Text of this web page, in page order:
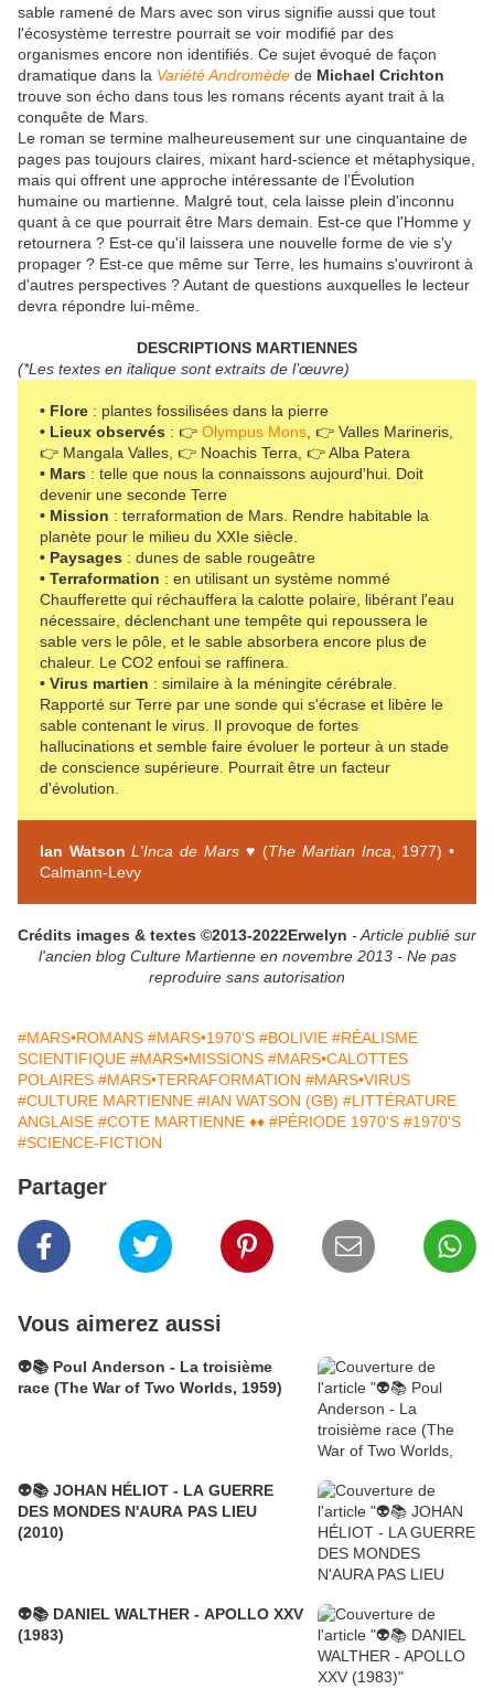
sable ramené de Mars avec son virus signifie aussi que tout
l'écosystème terrestre pourrait se voir modifié par des
organismes encore non identifiés. Ce sujet évoqué de façon
dramatique dans la Variété Andromède de Michael Crichton
trouve son écho dans tous les romans récents ayant trait à la
conquête de Mars.
Le roman se termine malheureusement sur une cinquantaine de
pages pas toujours claires, mixant hard-science et métaphysique,
mais qui offrent une approche intéressante de l’Évolution
humaine ou martienne. Malgré tout, cela laisse plein d'inconnu
quant à ce que pourrait être Mars demain. Est-ce que l'Homme y
retournera ? Est-ce qu'il laissera une nouvelle forme de vie s'y
propager ? Est-ce que même sur Terre, les humains s'ouvriront à
d'autres perspectives ? Autant de questions auxquelles le lecteur
devra répondre lui-même.
DESCRIPTIONS MARTIENNES
(*Les textes en italique sont extraits de l’œuvre)
• Flore : plantes fossilisées dans la pierre
• Lieux observés : 👉 Olympus Mons , 👉 Valles Marineris,
👉 Mangala Valles, 👉 Noachis Terra, 👉 Alba Patera
• Mars : telle que nous la connaissons aujourd'hui. Doit
devenir une seconde Terre
• Mission : terraformation de Mars. Rendre habitable la
planète pour le milieu du XXIe siècle.
• Paysages : dunes de sable rougeâtre
• Terraformation : en utilisant un système nommé
Chaufferette qui réchauffera la calotte polaire, libérant l'eau
nécessaire, déclenchant une tempête qui repoussera le
sable vers le pôle, et le sable absorbera encore plus de
chaleur. Le CO2 enfoui se raffinera.
• Virus martien : similaire à la méningite cérébrale.
Rapporté sur Terre par une sonde qui s'écrase et libère le
sable contenant le virus. Il provoque de fortes
hallucinations et semble faire évoluer le porteur à un stade
de conscience supérieure. Pourrait être un facteur
d'évolution.
Ian Watson L'Inca de Mars ♥ (The Martian Inca , 1977) •
Calmann-Levy
Crédits images & textes ©2013-2022Erwelyn - Article publié sur
l'ancien blog Culture Martienne en novembre 2013 - Ne pas
reproduire sans autorisation
#MARS•ROMANS #MARS•1970'S #BOLIVIE #RÉALISME
SCIENTIFIQUE #MARS•MISSIONS #MARS•CALOTTES
POLAIRES #MARS•TERRAFORMATION #MARS•VIRUS
#CULTURE MARTIENNE #IAN WATSON (GB) #LITTÉRATURE
ANGLAISE #COTE MARTIENNE ♦♦ #PÉRIODE 1970'S #1970'S
#SCIENCE-FICTION
Partager
Vous aimerez aussi
👽📚 Poul Anderson - La troisième
race (The War of Two Worlds, 1959)
👽📚 JOHAN HÉLIOT - LA GUERRE
DES MONDES N'AURA PAS LIEU
(2010)
👽📚 DANIEL WALTHER - APOLLO XXV
(1983)